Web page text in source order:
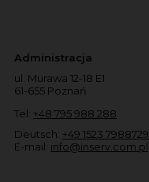
Administracja
ul. Murawa 12-18 E1
61-655 Poznań
Tel: +48 795 988 288
Deutsch: +49 1523 7988729
E-mail: info@inserv.com.pl